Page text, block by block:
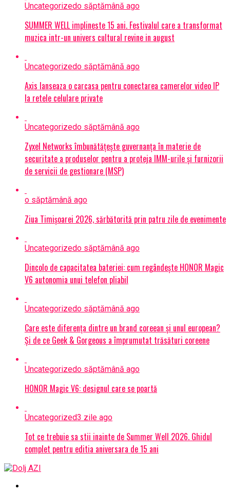
Uncategorizedo săptămână ago
SUMMER WELL implineste 15 ani. Festivalul care a transformat
muzica intr-un univers cultural revine in august
Uncategorizedo săptămână ago
Axis lanseaza o carcasa pentru conectarea camerelor video IP
la retele celulare private
Uncategorizedo săptămână ago
Zyxel Networks îmbunătățește guvernanța în materie de
securitate a produselor pentru a proteja IMM-urile și furnizorii
de servicii de gestionare (MSP)
o săptămână ago
Ziua Timișoarei 2026, sărbătorită prin patru zile de evenimente
Uncategorizedo săptămână ago
Dincolo de capacitatea bateriei: cum regândește HONOR Magic
V6 autonomia unui telefon pliabil
Uncategorizedo săptămână ago
Care este diferența dintre un brand coreean și unul european?
Și de ce Geek & Gorgeous a împrumutat trăsături coreene
Uncategorizedo săptămână ago
HONOR Magic V6: designul care se poartă
Uncategorized3 zile ago
Tot ce trebuie sa stii inainte de Summer Well 2026. Ghidul
complet pentru editia aniversara de 15 ani